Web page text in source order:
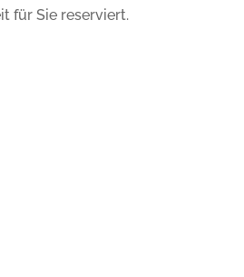
für Sie reserviert.